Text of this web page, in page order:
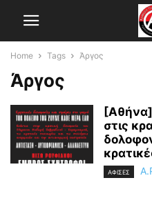
Home Tags Άργος
Άργος
στις
ΑΦΙΣΕΣ